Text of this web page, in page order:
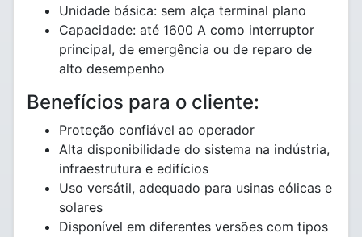
Unidade básica: sem alça terminal plano
Capacidade: até 1600 A como interruptor
principal, de emergência ou de reparo de
alto desempenho
Benefícios para o cliente:
Proteção confiável ao operador
Alta disponibilidade do sistema na indústria,
infraestrutura e edifícios
Uso versátil, adequado para usinas eólicas e
solares
Disponível em diferentes versões com tipos